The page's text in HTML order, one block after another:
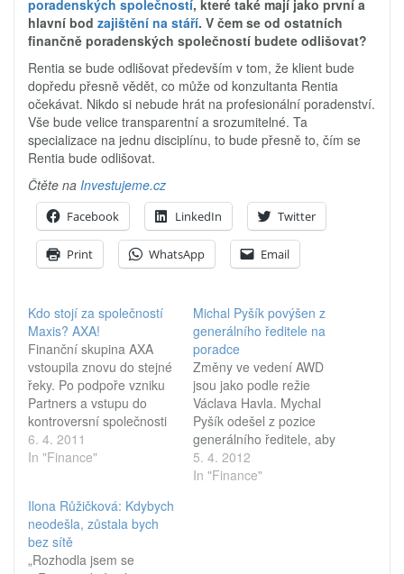
poradenských společností, které také mají jako první a
hlavní bod zajištění na stáří. V čem se od ostatních
finančně poradenských společností budete odlišovat?
Rentia se bude odlišovat především v tom, že klient bude
dopředu přesně vědět, co může od konzultanta Rentia
očekávat. Nikdo si nebude hrát na profesionální poradenství.
Vše bude velice transparentní a srozumitelné. Ta
specializace na jednu disciplínu, to bude přesně to, čím se
Rentia bude odlišovat.
Čtěte na Investujeme.cz
Facebook LinkedIn Twitter
Print WhatsApp Email
Kdo stojí za společností
Maxis? AXA!
Finanční skupina AXA
vstoupila znovu do stejné
řeky. Po podpoře vzniku
Partners a vstupu do
kontroversní společnosti
EF podporuje vznik další
finančně poradenské
vrcholných vedení AXA a
Maxis Group. Minulý
čtvrtek jsme informovali o
vzniku společnosti Maxis,
6. 4. 2011
In "Finance"
Michal Pyšík povýšen z
generálního ředitele na
poradce
Změny ve vedení AWD
jsou jako podle režie
Václava Havla. Mychal
Pyšík odešel z pozice
generálního ředitele, aby
se stal poradcem. Nikoli
sice poradcem poradce
5. 4. 2012
In "Finance"
Ilona Růžičková: Kdybych
neodešla, zůstala bych
bez sítě
„Rozhodla jsem se